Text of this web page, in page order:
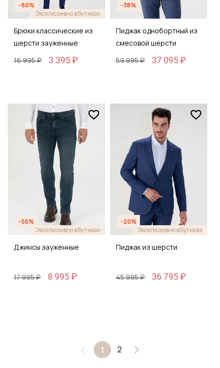
-80%
Эксклюзивно в бутиках
Брюки классические из
шерсти зауженные
16 995 ₽
3 395 ₽
-38%
Пиджак однобортный из
смесовой шерсти
59 995 ₽
37 095 ₽
-50%
Эксклюзивно в бутиках
Джинсы зауженные
17 995 ₽ 8 995 ₽
-20%
Эксклюзивно в бутиках
Пиджак из шерсти
45 995 ₽ 36 795 ₽
1 2